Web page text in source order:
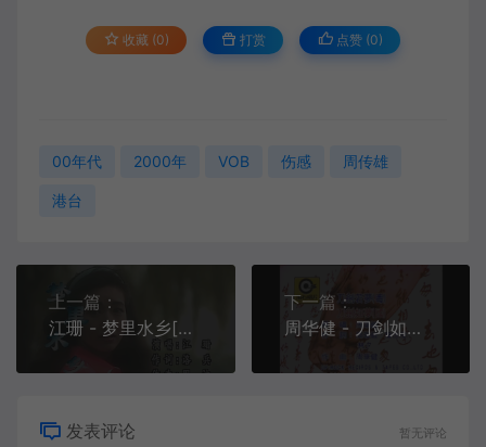
收藏 (0) 打赏 点赞 (0)
00年代 2000年 VOB 伤感 周传雄
港台
上一篇：
江珊 - 梦里水乡[KTV][MPG][203.5M]
下一篇：
周华健 - 刀剑如梦[国语][KTV][MPG][105.8M]
发表评论 暂无评论